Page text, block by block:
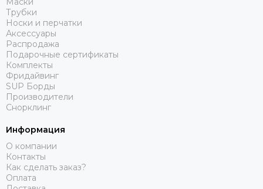
Трубки
Носки и перчатки
Аксессуары
Распродажа
Подарочные сертификаты
Комплекты
Фридайвинг
SUP Борды
Производители
Снорклинг
Информация
О компании
Контакты
Как сделать заказ?
Оплата